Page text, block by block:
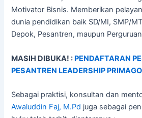
Motivator Bisnis. Memberikan
dunia pendidikan baik SD/MI, SMP/
Depok, Pesantren, maupun
MASIH DIBUKA! : PENDAFTARAN
PESANTREN LEADERSHIP PRIMAGO
Sebagai praktisi, konsultan dan
Awaluddin Faj, M.Pd juga sebagai